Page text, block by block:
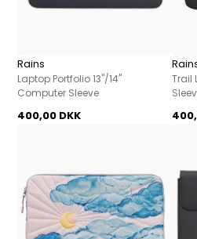
Rains
Laptop Portfolio 13"/14"
Computer Sleeve
400,00 DKK
Trail